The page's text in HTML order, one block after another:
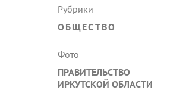
Рубрики
ОБЩЕСТВО
Фото
ПРАВИТЕЛЬСТВО
ИРКУТСКОЙ ОБЛАСТИ